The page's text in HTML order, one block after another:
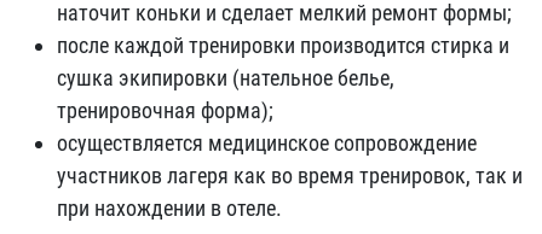
наточит коньки и сделает мелкий ремонт формы;
после каждой тренировки производится стирка и
сушка экипировки (нательное белье,
тренировочная форма);
осуществляется медицинское сопровождение
участников лагеря как во время тренировок, так и
при нахождении в отеле.